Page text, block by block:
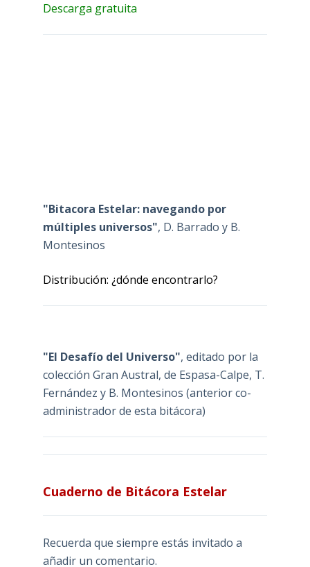
Descarga gratuita
"Bitacora Estelar: navegando por
múltiples universos", D. Barrado y B.
Montesinos
Distribución: ¿dónde encontrarlo?
"El Desafío del Universo", editado por la
colección Gran Austral, de Espasa-Calpe, T.
Fernández y B. Montesinos (anterior co-
administrador de esta bitácora)
Cuaderno de Bitácora Estelar
Recuerda que siempre estás invitado a
añadir un comentario.